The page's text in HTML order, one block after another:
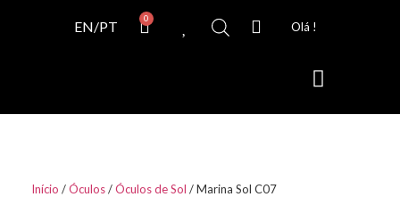
EN/PT 0
Olá !
Início /Óculos/Óculos de Sol / Marina Sol C07